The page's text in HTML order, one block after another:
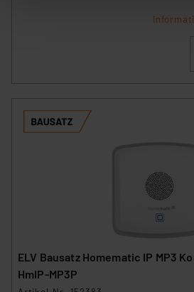
Informationen auf Ihrem gerät
der anschließenden
ausgewählten
VO) zu. Eine detaillierte
den Button „Ablehnen oder
können die Verwendung nicht
Link „Cookie Einstellungen“
Die Rechtmäßigkeit der
Weiterverarbeitung dieser Daten
führen, dass die Einstellungen
gespeichert werden und dieses
ELV Bausatz Homematic IP MP3
HmIP-MP3P